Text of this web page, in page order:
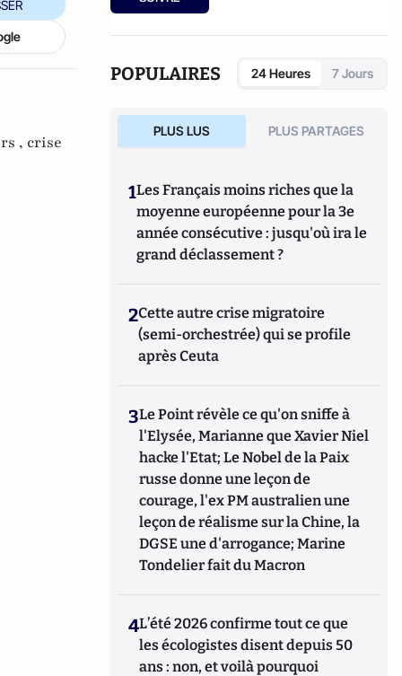
, crise
recherche sur la délinquance des mineurs.
POPULAIRES 24 Heures 7 Jours
PLUS LUS PLUS PARTAGES
1Les Français moins riches que la
moyenne européenne pour la 3e
année consécutive : jusqu'où ira le
grand déclassement ?
2Cette autre crise migratoire
(semi-orchestrée) qui se profile
après Ceuta
3Le Point révèle ce qu'on sniffe à
l'Elysée, Marianne que Xavier Niel
hacke l'Etat; Le Nobel de la Paix
russe donne une leçon de
courage, l'ex PM australien une
leçon de réalisme sur la Chine, la
DGSE une d'arrogance; Marine
Tondelier fait du Macron
4L’été 2026 confirme tout ce que
les écologistes disent depuis 50
ans : non, et voilà pourquoi